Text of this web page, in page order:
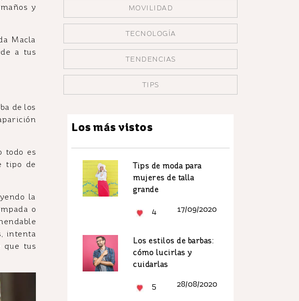
y
Macla
a tus
de los
todo es
tipo de
la
o
intenta
que tus
MOVILIDAD
TECNOLOGÍA
TENDENCIAS
TIPS
Los más vistos
Tips de moda para
mujeres de talla
grande
4 17/09/2020
Los estilos de barbas:
cómo lucirlas y
cuidarlas
5 28/08/2020